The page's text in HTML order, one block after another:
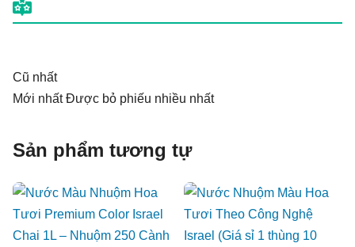
Cũ nhất
Mới nhất Được bỏ phiếu nhiều nhất
Sản phẩm tương tự